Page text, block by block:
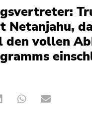
Netanjahu,
den vollen